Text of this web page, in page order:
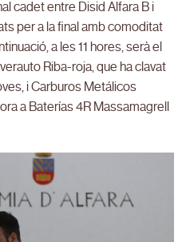
cadet entre Disid Alfara B i
per a la final amb comoditat
a les 11 hores, serà el
Riba-roja, que ha clavat
i Carburos Metálicos
a Baterías 4R Massamagrell